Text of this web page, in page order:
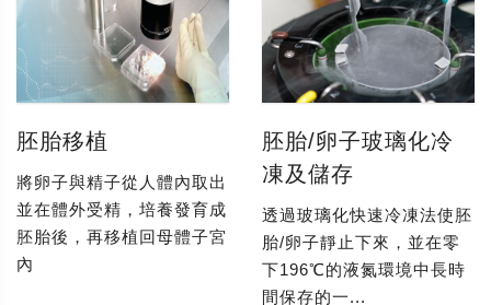
胚胎移植
將卵子與精子從人體內取出
並在體外受精，培養發育成
胚胎後，再移植回母體子宮
內
胚胎/卵子玻璃化冷
凍及儲存
透過玻璃化快速冷凍法使胚
胎/卵子靜止下來，並在零
下196℃的液氮環境中長時
間保存的一...